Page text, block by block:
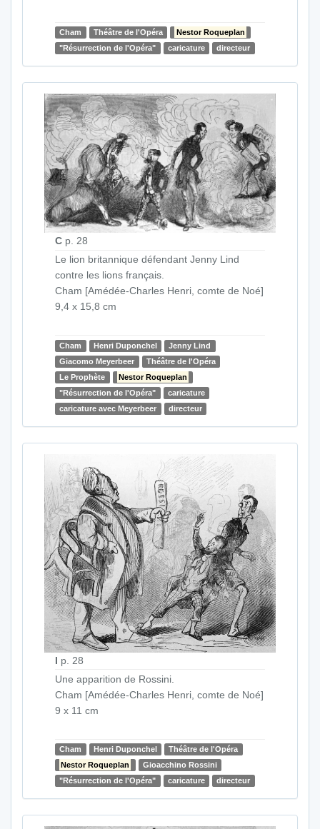
Cham Théâtre de l'Opéra
Nestor Roqueplan
"Résurrection de l'Opéra"
caricature directeur
C p. 28
Le lion britannique défendant Jenny Lind
contre les lions français.
Cham [Amédée-Charles Henri, comte de Noé]
9,4 x 15,8 cm
Cham Henri Duponchel
Jenny Lind
Giacomo Meyerbeer
Théâtre de l'Opéra
Le Prophète
Nestor Roqueplan
"Résurrection de l'Opéra"
caricature
caricature avec Meyerbeer
directeur
I p. 28
Une apparition de Rossini.
Cham [Amédée-Charles Henri, comte de Noé]
9 x 11 cm
Cham Henri Duponchel
Théâtre de l'Opéra
Nestor Roqueplan
Gioacchino Rossini
"Résurrection de l'Opéra"
caricature directeur